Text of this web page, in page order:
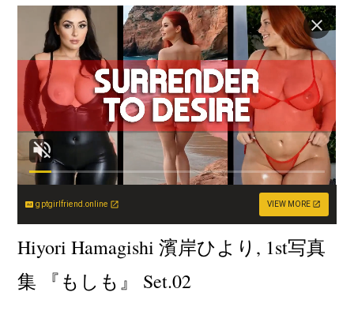
gptgirlfriend.online VIEW MORE
Hiyori Hamagishi 濱岸ひより, 1st写真
集 『もしも』 Set.02